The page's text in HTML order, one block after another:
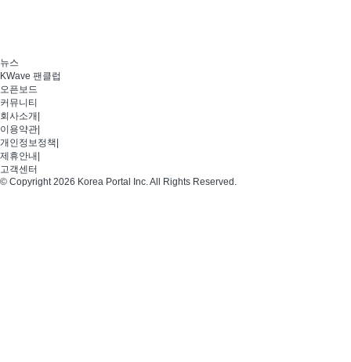
뉴스
KWave 팬클럽
오픈보드
커뮤니티
회사소개
이용약관
개인정보정책
제휴안내
고객센터
© Copyright 2026 Korea Portal Inc. All Rights Reserved.